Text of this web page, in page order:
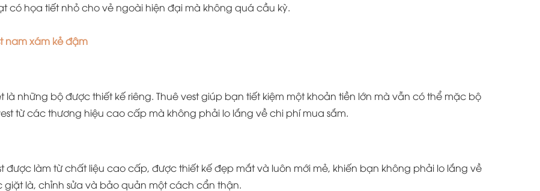
có họa tiết nhỏ cho vẻ ngoài hiện đại mà không quá cầu kỳ.
nam xám kẻ đậm
những bộ được thiết kế riêng. Thuê vest giúp bạn tiết kiệm một khoản tiền lớn mà vẫn có thể mặc bộ
từ các thương hiệu cao cấp mà không phải lo lắng về chi phí mua sắm.
được làm từ chất liệu cao cấp, được thiết kế đẹp mắt và luôn mới mẻ, khiến bạn không phải lo lắng về
là, chỉnh sửa và bảo quản một cách cẩn thận.